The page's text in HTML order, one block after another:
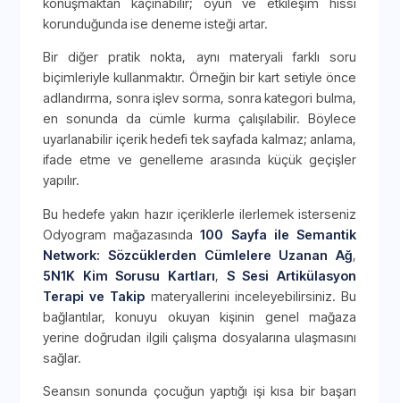
konuşmaktan kaçınabilir; oyun ve etkileşim hissi
korunduğunda ise deneme isteği artar.
Bir diğer pratik nokta, aynı materyali farklı soru
biçimleriyle kullanmaktır. Örneğin bir kart setiyle önce
adlandırma, sonra işlev sorma, sonra kategori bulma,
en sonunda da cümle kurma çalışılabilir. Böylece
uyarlanabilir içerik hedefi tek sayfada kalmaz; anlama,
ifade etme ve genelleme arasında küçük geçişler
yapılır.
Bu hedefe yakın hazır içeriklerle ilerlemek isterseniz
Odyogram mağazasında100 Sayfa ile Semantik
Network: Sözcüklerden Cümlelere Uzanan Ağ,
5N1K Kim Sorusu Kartları, S Sesi Artikülasyon
Terapi ve Takip materyallerini inceleyebilirsiniz. Bu
bağlantılar, konuyu okuyan kişinin genel mağaza
yerine doğrudan ilgili çalışma dosyalarına ulaşmasını
sağlar.
Seansın sonunda çocuğun yaptığı işi kısa bir başarı